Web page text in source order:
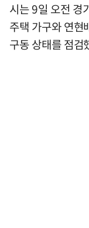
시는 9일 오전 경
주택 가구와 연현
구동 상태를 점검